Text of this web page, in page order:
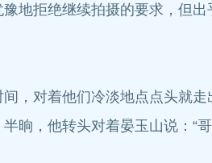
拒绝继续拍摄的要求，但出
对着他们冷淡地点点头就走
，他转头对着晏玉山说：“